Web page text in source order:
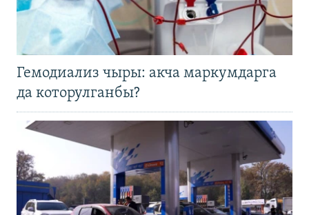
Гемодиализ чыры: акча маркумдарга
да которулганбы?